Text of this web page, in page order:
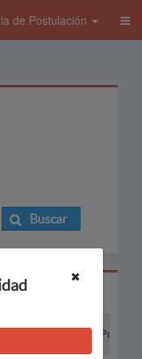
de Postulación
Buscar
Puesto